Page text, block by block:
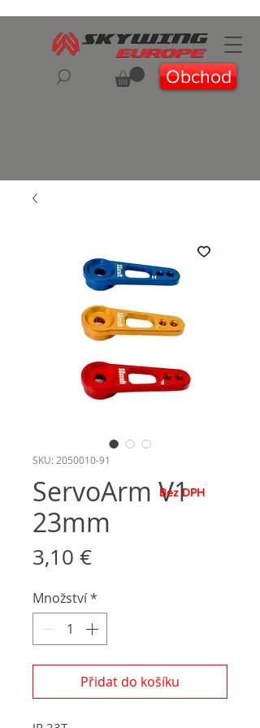
Obchod
SKU: 2050010-91
ServoArm V1
23mm
3,10 €Cena
Množství*
Přidat do košíku
Bez DPH